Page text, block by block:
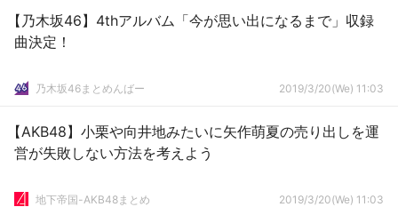
【乃木坂46】4thアルバム「今が思い出になるまで」収録
曲決定！
乃木坂46まとめんばー 2019/3/20(We) 11:03
【AKB48】小栗や向井地みたいに矢作萌夏の売り出しを運
営が失敗しない方法を考えよう
地下帝国-AKB48まとめ 2019/3/20(We) 11:03